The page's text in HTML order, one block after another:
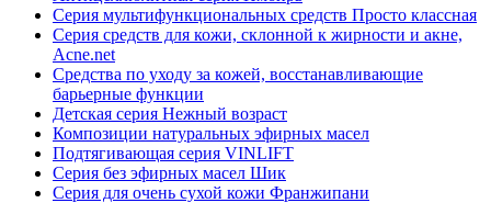
Серия мультифункциональных средств Просто классная
Серия средств для кожи, склонной к жирности и акне,
Acne.net
Средства по уходу за кожей, восстанавливающие
барьерные функции
Детская серия Нежный возраст
Композиции натуральных эфирных масел
Подтягивающая серия VINLIFT
Серия без эфирных масел Шик
Серия для очень сухой кожи Франжипани